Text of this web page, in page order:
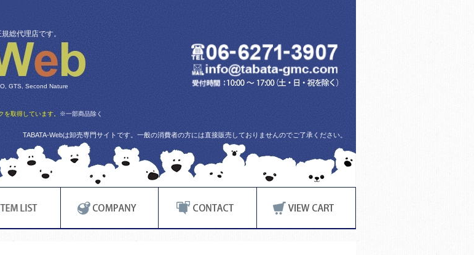
総代理店です。
GTS, Second Nature
取得しています。 ※一部商品除く
TABATA-Webは卸売専門サイトです。一般の消費者の方には直接販売しておりませんのでご了承ください。